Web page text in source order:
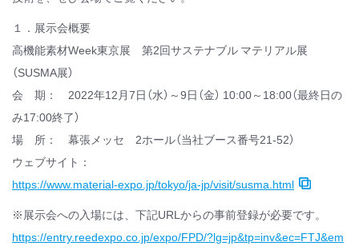
１．展示会概要
高機能素材Week東京展 第2回サステナブル マテリアル展
（SUSMA展）
会 期： 2022年12月7日（水）～9日（金） 10:00～18:00（最終日の
み17:00終了）
場 所： 幕張メッセ 2ホール（当社ブース番号21-52）
ウェブサイト：
https://www.material-expo.jp/tokyo/ja-jp/visit/susma.html
※展示会への入場には、下記URLからの事前登録が必要です。
https://entry.reedexpo.co.jp/expo/FPD/?lg=jp&tp=inv&ec=FTJ&em